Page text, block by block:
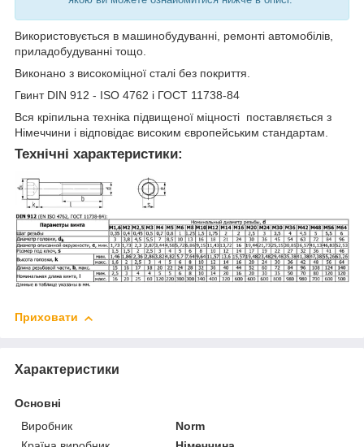
Використовується в машинобудуванні, ремонті автомобілів,
приладобудуванні тощо.
Виконано з високоміцної сталі без покриття.
Гвинт DIN 912 - ISO 4762 і ГОСТ 11738-84
Вся кріпильна техніка підвищеної міцності поставляється з
Німеччини і відповідає високим європейським стандартам.
Технічні характеристики:
Приховати
Характеристики
Основні
Виробник
Norm